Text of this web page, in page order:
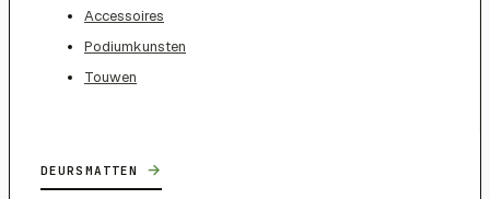
Accessoires
Podiumkunsten
Touwen
DEURSMATTEN →